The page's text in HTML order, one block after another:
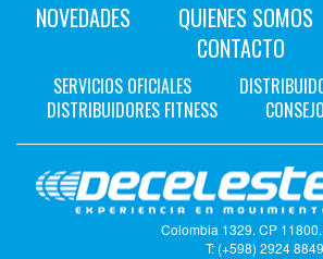
NOVEDADES QUIENES SOMOS
CONTACTO
SERVICIOS OFICIALES
DISTRIBUIDORES FITNESS
Colombia 1329. CP
T: (+598) 2924